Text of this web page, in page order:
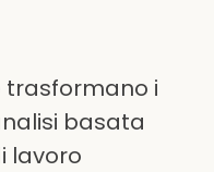
trasformano i
basata
lavoro